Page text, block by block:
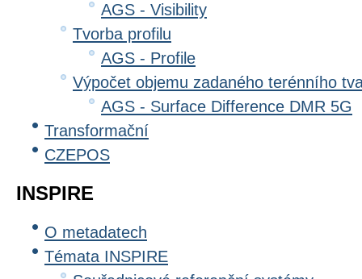
AGS - Visibility
Tvorba profilu
AGS - Profile
Výpočet objemu zadaného terénního
AGS - Surface Difference DMR 5G
Transformační
CZEPOS
INSPIRE
O metadatech
Témata INSPIRE